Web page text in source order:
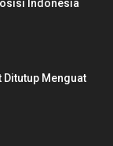
Indonesia
Ditutup Menguat